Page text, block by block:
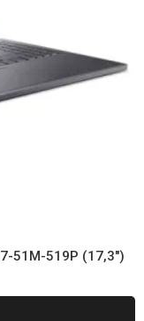
51M-519P (17,3″)